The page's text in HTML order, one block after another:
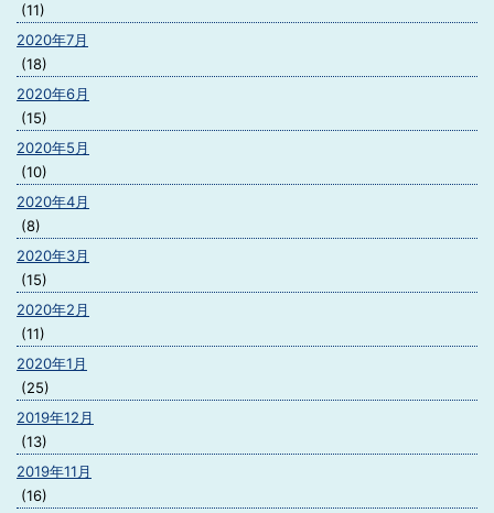
(11)
2020年7月
(18)
2020年6月
(15)
2020年5月
(10)
2020年4月
(8)
2020年3月
(15)
2020年2月
(11)
2020年1月
(25)
2019年12月
(13)
2019年11月
(16)